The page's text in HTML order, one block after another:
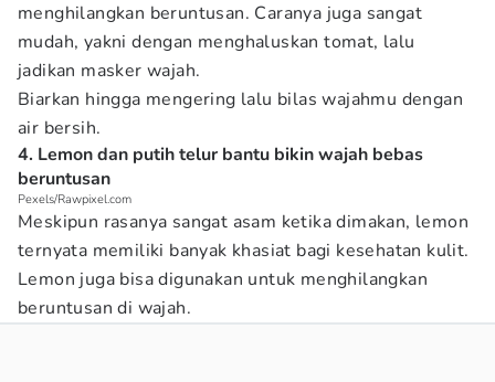
menghilangkan beruntusan. Caranya juga sangat
mudah, yakni dengan menghaluskan tomat, lalu
jadikan masker wajah.
Biarkan hingga mengering lalu bilas wajahmu dengan
air bersih.
4. Lemon dan putih telur bantu bikin wajah bebas
beruntusan
Pexels/Rawpixel.com
Meskipun rasanya sangat asam ketika dimakan, lemon
ternyata memiliki banyak khasiat bagi kesehatan kulit.
Lemon juga bisa digunakan untuk menghilangkan
beruntusan di wajah.